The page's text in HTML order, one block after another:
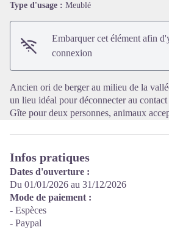
Voir
Type d'usage : Meublé
Embarquer cet élément afin
connexion
Ancien ori de berger au milieu de la
un lieu idéal pour déconnecter au
Gîte pour deux personnes, animaux
Infos pratiques
Dates d'ouverture :
Du 01/01/2026 au 31/12/2026
Mode de paiement :
- Espèces
- Paypal